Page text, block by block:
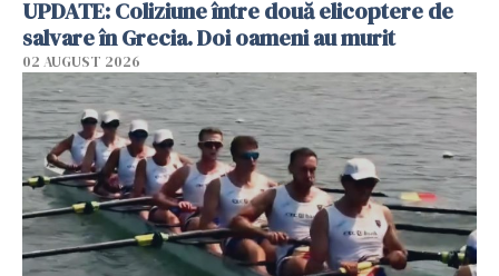
UPDATE: Coliziune între două elicoptere de
salvare în Grecia. Doi oameni au murit
02 AUGUST 2026